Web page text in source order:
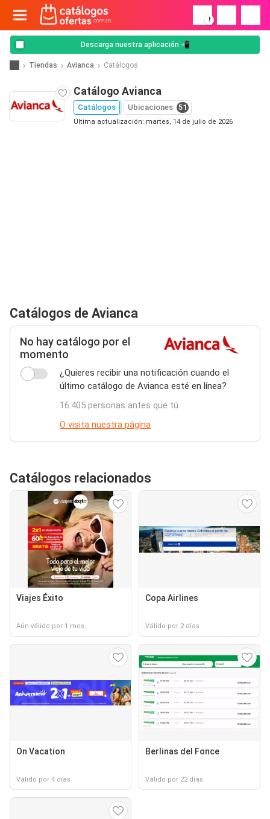
!
Descarga nuestra aplicación 📲
Tiendas Avianca Catálogos
Catálogo Avianca
Catálogos Ubicaciones 51
Última actualización: martes, 14 de julio de 2026
Catálogos de Avianca
No hay catálogo por el
momento
¿Quieres recibir una notificación cuando el
último catálogo de Avianca esté en línea?
16.405 personas antes que tú
O visita nuestra página
Catálogos relacionados
Viajes Éxito
Aún válido por 1 mes
Copa Airlines
Válido por 2 días
On Vacation
Válido por 4 días
Berlinas del Fonce
Válido por 22 días